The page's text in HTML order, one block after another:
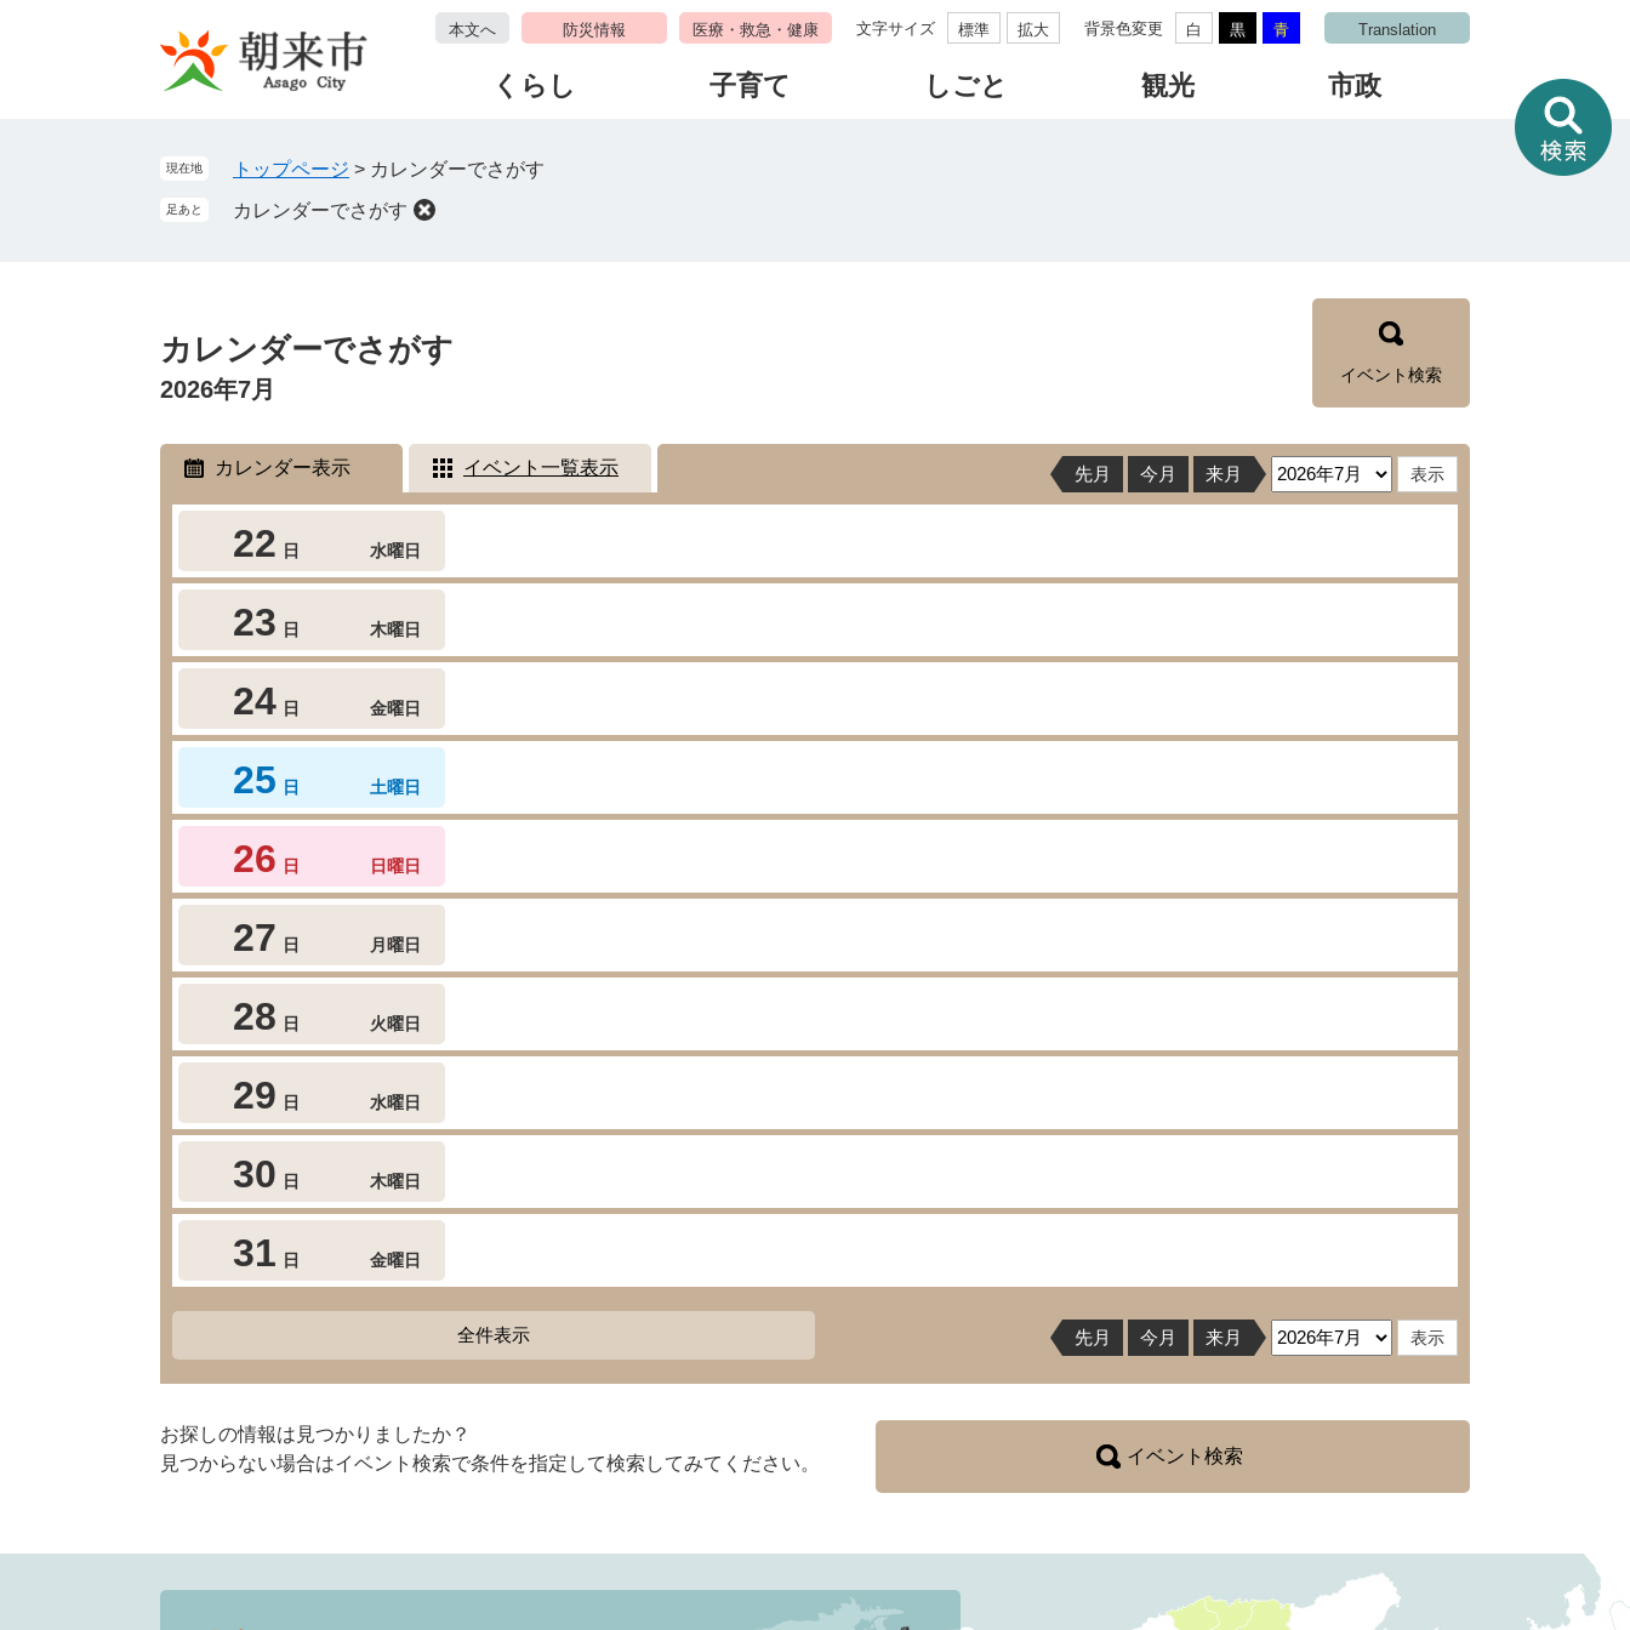
本文へ 防災情報 医療・救急・健康 文字サイズ 標準 拡大 背景色変更 白 黒 青 Translation
くらし 子育て しごと 観光 市政
情
報
を
現在地 トップページ > カレンダーでさがす
足あと カレンダーでさがす
文
カレンダーでさがす
イベント検索
2026年7月
カレンダー表示 イベント一覧表示 先月 今月 来月
22 日 水曜日
23 日 木曜日
24 日 金曜日
25 日 土曜日
26 日 日曜日
27 日 月曜日
28 日 火曜日
29 日 水曜日
30 日 木曜日
31 日 金曜日
全件表示 先月 今月 来月
お探しの情報は見つかりましたか？
見つからない場合はイベント検索で条件を指定して検索してみてください。
イベント検索